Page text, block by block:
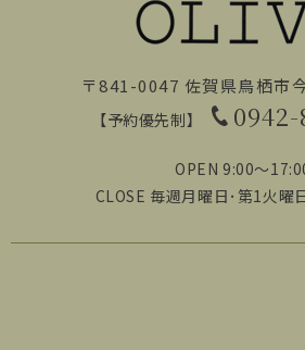
〒841-0047 佐賀県鳥栖市
【予約優先制】
OPEN 9:00～
CLOSE 毎週月曜日･第1火曜